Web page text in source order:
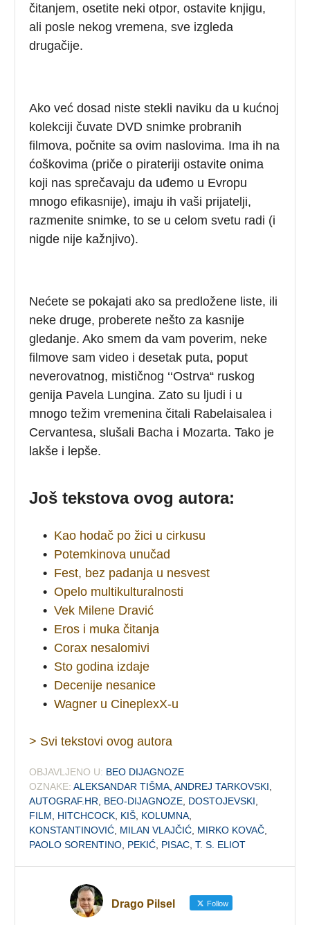
čitanjem, osetite neki otpor, ostavite knjigu,
ali posle nekog vremena, sve izgleda
drugačije.
Ako već dosad niste stekli naviku da u kućnoj
kolekciji čuvate DVD snimke probranih
filmova, počnite sa ovim naslovima. Ima ih na
ćoškovima (priče o pirateriji ostavite onima
koji nas sprečavaju da uđemo u Evropu
mnogo efikasnije), imaju ih vaši prijatelji,
razmenite snimke, to se u celom svetu radi (i
nigde nije kažnjivo).
Nećete se pokajati ako sa predložene liste, ili
neke druge, proberete nešto za kasnije
gledanje. Ako smem da vam poverim, neke
filmove sam video i desetak puta, poput
neverovatnog, mističnog ‘‘Ostrva“ ruskog
genija Pavela Lungina. Zato su ljudi i u
mnogo težim vremenina čitali Rabelaisalea i
Cervantesa, slušali Bacha i Mozarta. Tako je
lakše i lepše.
Još tekstova ovog autora:
• Kao hodač po žici u cirkusu
• Potemkinova unučad
• Fest, bez padanja u nesvest
• Opelo multikulturalnosti
• Vek Milene Dravić
• Eros i muka čitanja
• Corax nesalomivi
• Sto godina izdaje
• Decenije nesanice
• Wagner u CineplexX-u
> Svi tekstovi ovog autora
OBJAVLJENO U: BEO DIJAGNOZE
OZNAKE: ALEKSANDAR TIŠMA ,ANDREJ TARKOVSKI
AUTOGRAF.HR
BEO-DIJAGNOZE DOSTOJEVSKI
FILM
HITCHCOCK KIŠ KOLUMNA
KONSTANTINOVIĆ MILAN VLAJČIĆ MIRKO KOVAČ
PAOLO SORENTINO PEKIĆ PISAC ,T. S. ELIOT
Drago Pilsel Follow